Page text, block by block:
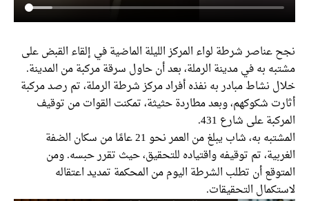
نجح عناصر شرطة لواء المركز الليلة الماضية في إلقاء القبض على
مشتبه به في مدينة الرملة، بعد أن حاول سرقة مركبة من المدينة.
خلال نشاط مبادر به نفذه أفراد مركز شرطة الرملة، تم رصد مركبة
أثارت شكوكهم، وبعد مطاردة حثيثة، تمكنت القوات من توقيف
المركبة على شارع 431.
المشتبه به، شاب يبلغ من العمر نحو 21 عامًا من سكان الضفة
الغربية، تم توقيفه واقتياده للتحقيق، حيث تقرر حبسه. ومن
المتوقع أن تطلب الشرطة اليوم من المحكمة تمديد اعتقاله
لاستكمال التحقيقات.